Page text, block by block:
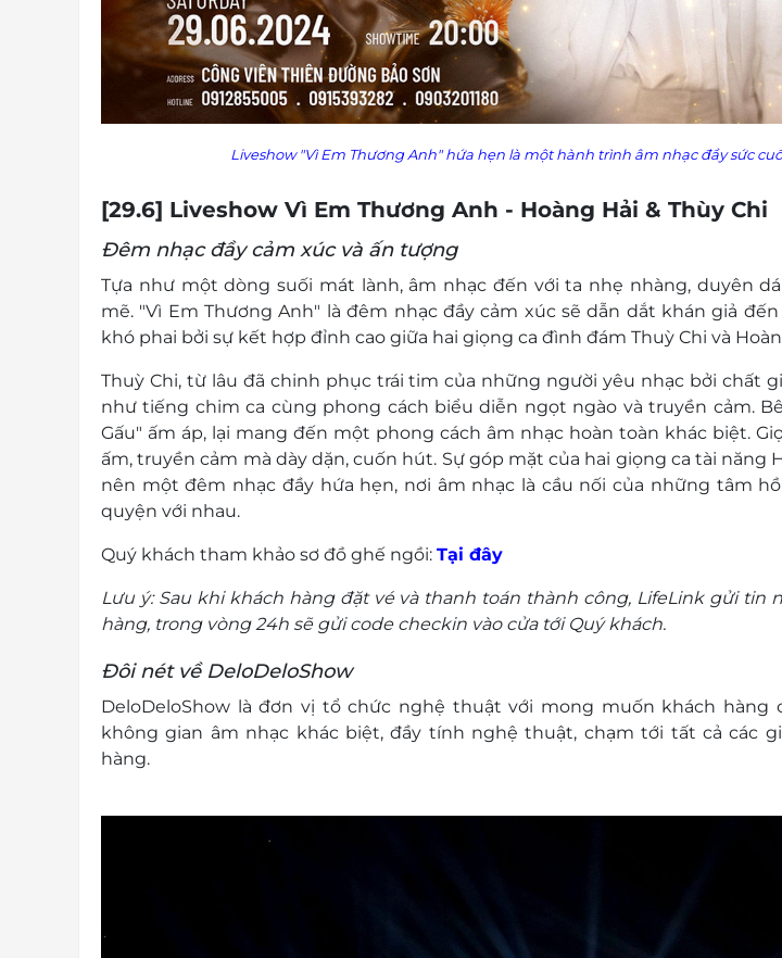
Liveshow "Vì Em Thương Anh" hứa hẹn là một hành trình âm nhạc đầy sức
[29.6] Liveshow Vì Em Thương Anh - Hoàng Hải & Thùy Chi
Đêm nhạc đầy cảm xúc và ấn tượng
Tựa như một dòng suối mát lành, âm nhạc đến với ta nhẹ nhàng, duyên
mẽ. "Vì Em Thương Anh" là đêm nhạc đầy cảm xúc sẽ dẫn dắt khán giả
khó phai bởi sự kết hợp đỉnh cao giữa hai giọng ca đình đám Thuỳ Chi và
Thuỳ Chi, từ lâu đã chinh phục trái tim của những người yêu nhạc bởi chất
như tiếng chim ca cùng phong cách biểu diễn ngọt ngào và truyền cảm.
Gấu" ấm áp, lại mang đến một phong cách âm nhạc hoàn toàn khác biệt.
ấm, truyền cảm mà dày dặn, cuốn hút. Sự góp mặt của hai giọng ca tài năng
nên một đêm nhạc đầy hứa hẹn, nơi âm nhạc là cầu nối của những tâm
quyện với nhau.
Quý khách tham khảo sơ đồ ghế ngồi: Tại đây
Lưu ý: Sau khi khách hàng đặt vé và thanh toán thành công, LifeLink gửi tin
hàng, trong vòng 24h sẽ gửi code checkin vào cửa tới Quý khách.
Đôi nét về DeloDeloShow
DeloDeloShow là đơn vị tổ chức nghệ thuật với mong muốn khách hàng
không gian âm nhạc khác biệt, đầy tính nghệ thuật, chạm tới tất cả các
hàng.